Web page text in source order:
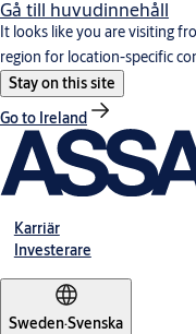
Gå till huvudinnehåll
It looks like you are visiting
region for location-specific
Stay on this site
Go to Ireland
Karriär
Investerare
Sweden·Svenska